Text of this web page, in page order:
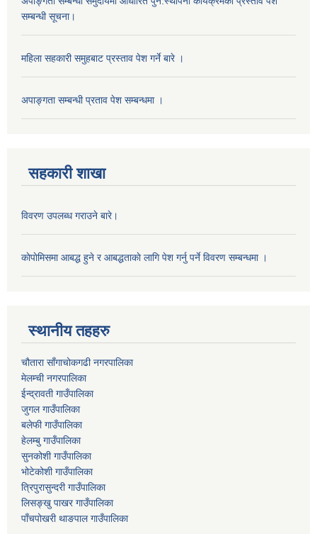
सम्बन्धी सूचना।
महिला सहकारी समुहबाट प्रस्ताव पेश गर्ने बारे ।
अपाङ्गता सम्बन्धी प्रताव पेश सम्बन्धमा ।
सहकारी शाखा
विवरण उपलब्ध गराउने बारे।
काेपाेमिसमा आबद्ध हुने र आबद्धताकाे लागि पेश गर्नु पर्ने विवरण सम्बन्धमा ।
स्थानीय तहहरु
चौतारा साँगाचोकगढी नगरपालिका
मेलम्ची नगरपालिका
ईन्द्रावती गाउँपालिका
जुगल गाउँपालिका
बलेफी गाउँपालिका
हेलम्बु गाउँपालिका
सुनकोशी गाउँपालिका
भोटेकोशी गाउँपालिका
त्रिपुरासुन्दरी गाउँपालिका
लिसङ्खु पाखर गाउँपालिका
पाँचपोखरी थाङपाल गाउँपालिका